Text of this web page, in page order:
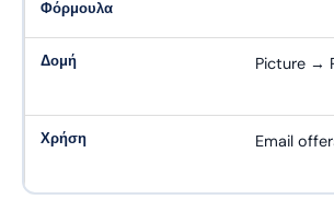
Picture →
Email